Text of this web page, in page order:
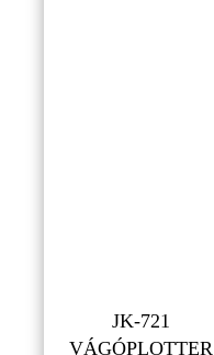
JK-721
VÁGÓPLOTTER